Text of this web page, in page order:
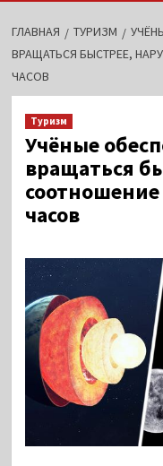
ГЛАВНАЯ ТУРИЗМ
ВРАЩАТЬСЯ БЫСТРЕЕ,
ЧАСОВ
Туризм
Учёные
вращаться
часов